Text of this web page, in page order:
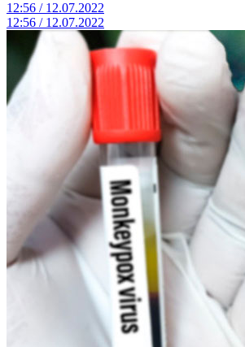
12:56 / 12.07.2022
12:56 / 12.07.2022